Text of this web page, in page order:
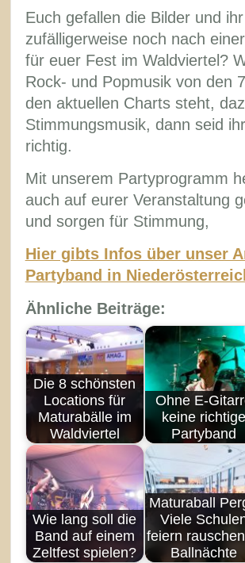
Euch gefallen die Bilder und
zufälligerweise noch nach
für euer Fest im Waldviertel?
Rock- und Popmusik von den
den aktuellen Charts steht,
Stimmungsmusik, dann seid
richtig.
Mit unserem Partyprogramm
auch auf eurer Veranstaltung
und sorgen für Stimmung,
Hier gibts Infos über unser
Partyband in
Ähnliche Beiträge:
Die 8 schönsten
Locations für
Maturabälle im
Waldviertel
Ohne E-
keine richtige
Partyband
Wie lang soll die
Band auf einem
Zeltfest spielen?
Maturaball
Viele
feiern
Ballnächte